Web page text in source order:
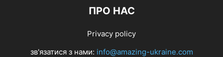
ПРО НАС
Privacy policy
зв'язатися з нами: info@amazing-ukraine.com